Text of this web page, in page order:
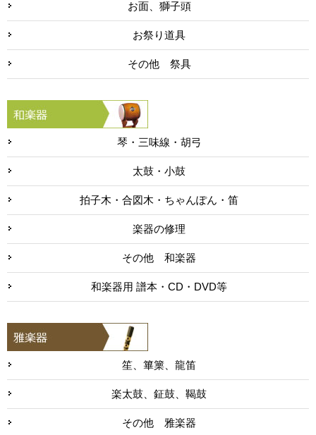
お面、獅子頭
お祭り道具
その他 祭具
琴・三味線・胡弓
太鼓・小鼓
拍子木・合図木・ちゃんぽん・笛
楽器の修理
その他 和楽器
和楽器用 譜本・CD・DVD等
笙、篳篥、龍笛
楽太鼓、鉦鼓、鞨鼓
その他 雅楽器